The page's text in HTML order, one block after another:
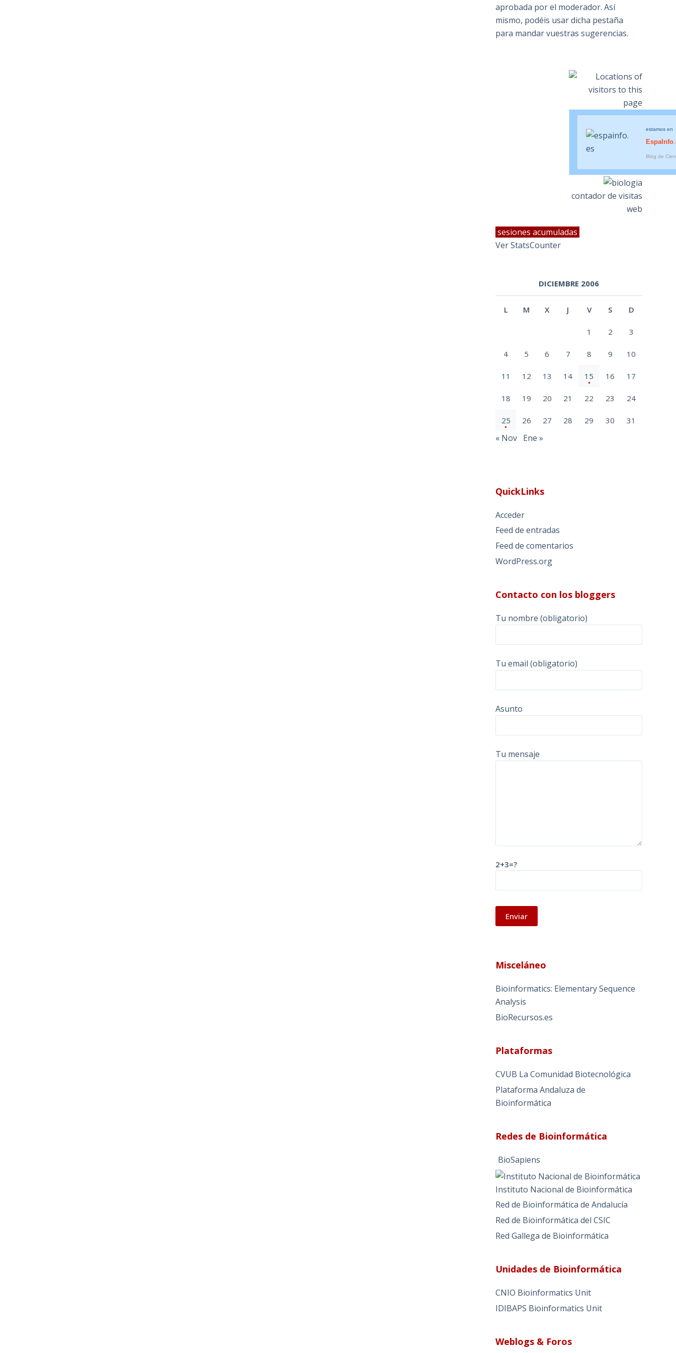
aprobada por el moderador. Así
mismo, podéis usar dicha pestaña
para mandar vuestras sugerencias.
estamos en
EspaInfo
Blog de
contador de visitas
web
sesiones acumuladas
Ver StatsCounter
DICIEMBRE 2006
L M X J V S D
1 2 3
4 5 6 7 8 9 10
11 12 13 14 15 16 17
18 19 20 21 22 23 24
25 26 27 28 29 30 31
« Nov Ene »
QuickLinks
Acceder
Feed de entradas
Feed de comentarios
WordPress.org
Contacto con los bloggers
Tu nombre (obligatorio)
Tu email (obligatorio)
Asunto
Tu mensaje
2+3=?
t
r
n
a
v
:
Misceláneo
Bioinformatics: Elementary Sequence
Analysis
BioRecursos.es
Plataformas
CVUB La Comunidad Biotecnológica
Plataforma Andaluza de
Bioinformática
Redes de Bioinformática
BioSapiens
Instituto Nacional de Bioinformática
Red de Bioinformática de Andalucía
Red de Bioinformática del CSIC
Red Gallega de Bioinformática
Unidades de Bioinformática
CNIO Bioinformatics Unit
IDIBAPS Bioinformatics Unit
Weblogs & Foros